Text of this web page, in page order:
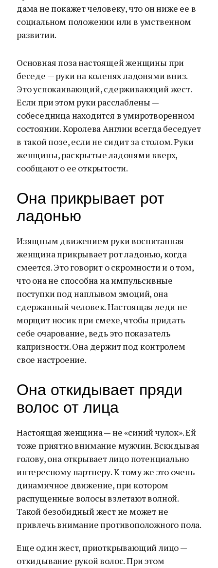
дама не покажет человеку, что он ниже ее в
социальном положении или в умственном
развитии.
Основная поза настоящей женщины при
беседе — руки на коленях ладонями вниз.
Это успокаивающий, сдерживающий жест.
Если при этом руки расслаблены —
собеседница находится в умиротворенном
состоянии. Королева Англии всегда беседует
в такой позе, если не сидит за столом. Руки
женщины, раскрытые ладонями вверх,
сообщают о ее открытости.
Она прикрывает рот
ладонью
Изящным движением руки воспитанная
женщина прикрывает рот ладонью, когда
смеется. Это говорит о скромности и о том,
что она не способна на импульсивные
поступки под наплывом эмоций, она
сдержанный человек. Настоящая леди не
морщит носик при смехе, чтобы придать
себе очарование, ведь это показатель
капризности. Она держит под контролем
свое настроение.
Она откидывает пряди
волос от лица
Настоящая женщина — не «синий чулок». Ей
тоже приятно внимание мужчин. Вскидывая
голову, она открывает лицо потенциально
интересному партнеру. К тому же это очень
динамичное движение, при котором
распущенные волосы взлетают волной.
Такой безобидный жест не может не
привлечь внимание противоположного пола.
Еще один жест, приоткрывающий лицо —
откидывание рукой волос. При этом